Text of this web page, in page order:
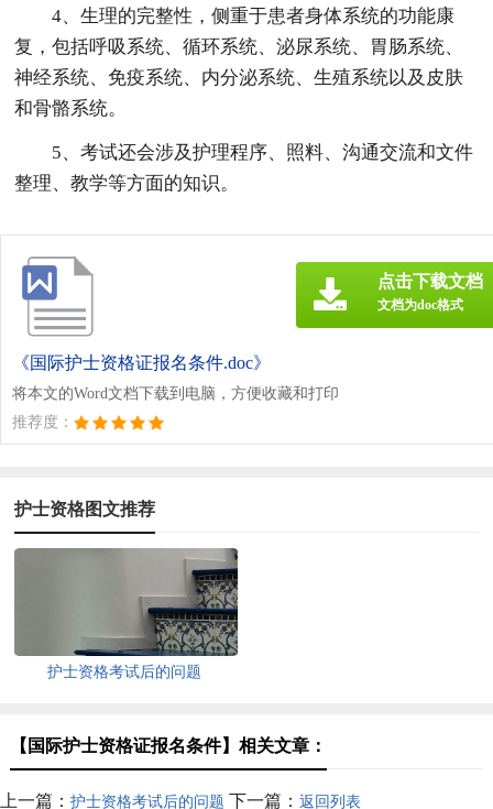
4、生理的完整性，侧重于患者身体系统的功能康
复，包括呼吸系统、循环系统、泌尿系统、胃肠系统、
神经系统、免疫系统、内分泌系统、生殖系统以及皮肤
和骨骼系统。
5、考试还会涉及护理程序、照料、沟通交流和文件
整理、教学等方面的知识。
《国际护士资格证报名条件.doc》
将本文的Word文档下载到电脑，方便收藏和打印
推荐度：
点击下载文档
文档为doc格式
护士资格图文推荐
护士资格考试后的问题
【国际护士资格证报名条件】相关文章：
上一篇： 护士资格考试后的问题 下一篇： 返回列表